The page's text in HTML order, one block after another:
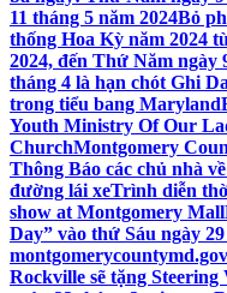
11 tháng 5 năm 2024Bỏ
thống Hoa Kỳ năm 2024
2024, đến Thứ Năm ngày
tháng 4 là hạn chót Ghi
trong tiểu bang Maryland
Youth Ministry Of Our
ChurchMontgomery
Thông Báo các chủ nhà
đường lái xeTrình diễn
show at Montgomery Mall
Day” vào thứ Sáu ngày
Rockville sẽ tặng